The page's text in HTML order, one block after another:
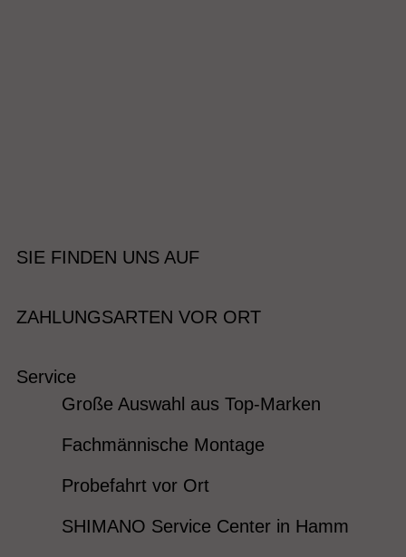
SIE FINDEN UNS AUF
ZAHLUNGSARTEN VOR ORT
Service
Große Auswahl aus Top-Marken
Fachmännische Montage
Probefahrt vor Ort
SHIMANO Service Center in Hamm